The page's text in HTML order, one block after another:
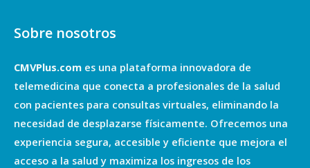
Sobre nosotros
CMVPlus.com es una plataforma innovadora de
telemedicina que conecta a profesionales de la salud
con pacientes para consultas virtuales, eliminando la
necesidad de desplazarse físicamente. Ofrecemos una
experiencia segura, accesible y eficiente que mejora el
acceso a la salud y maximiza los ingresos de los